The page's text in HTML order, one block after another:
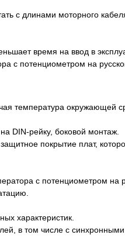
с длинами моторного
время на ввод в
с потенциометром на
температура окружающей
DIN-рейку, боковой монтаж.
покрытие плат,
с потенциометром на
характеристик.
в том числе с